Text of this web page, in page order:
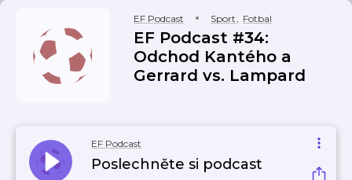
EF Podcast Sport, Fotbal
EF Podcast #34:
Odchod Kantého a
Gerrard vs. Lampard
EF Podcast
Poslechněte si podcast